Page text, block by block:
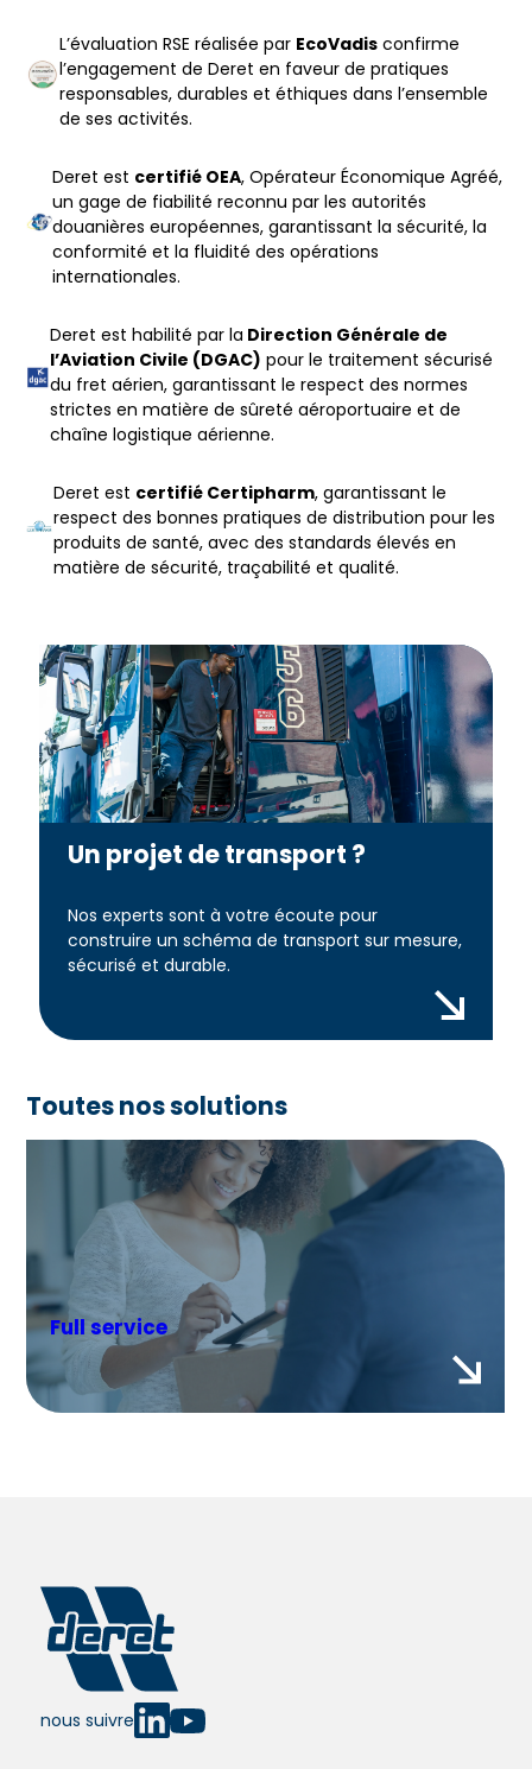
L’évaluation RSE réalisée par EcoVadisconfirme
l’engagement de Deret en faveur de pratiques
responsables, durables et éthiques dans l’ensemble
de ses activités.
Deret est certifié OEA, Opérateur Économique Agréé,
un gage de fiabilité reconnu par les autorités
douanières européennes, garantissant la sécurité, la
conformité et la fluidité des opérations
internationales.
Deret est habilité par la Direction Générale de
l’Aviation Civile (DGAC) pour le traitement sécurisé
du fret aérien, garantissant le respect des normes
strictes en matière de sûreté aéroportuaire et de
chaîne logistique aérienne.
Deret est certifié Certipharm, garantissant le
respect des bonnes pratiques de distribution pour les
produits de santé, avec des standards élevés en
matière de sécurité, traçabilité et qualité.
Un projet de transport ?
Nos experts sont à votre écoute pour
construire un schéma de transport sur mesure,
sécurisé et durable.
Toutes nos solutions
Immobilier
nous suivre